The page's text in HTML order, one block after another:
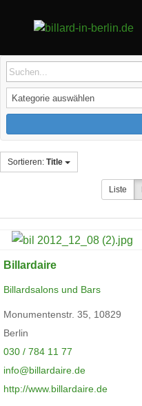
Sortieren: Title
Liste
Billardaire
Billardsalons und Bars
Monumentenstr. 35, 10829
Berlin
030 / 784 11 77
info@billardaire.de
http://www.billardaire.de